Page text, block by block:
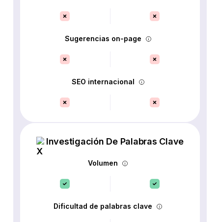
Sugerencias on-page
SEO internacional
Investigación De Palabras Clave
Volumen
Dificultad de palabras clave